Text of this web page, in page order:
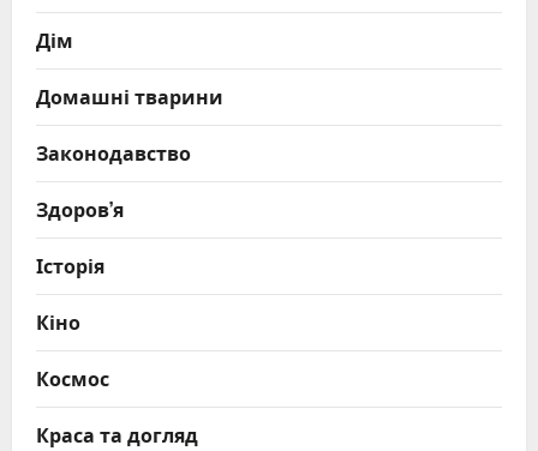
Дім
Домашні тварини
Законодавство
Здоров’я
Історія
Кіно
Космос
Краса та догляд